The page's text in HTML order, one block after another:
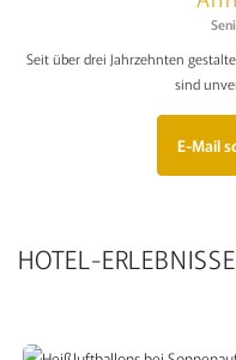
Seit über drei Jahrzehnten
sind
E-Mail
HOTEL-ERLEBNISSE